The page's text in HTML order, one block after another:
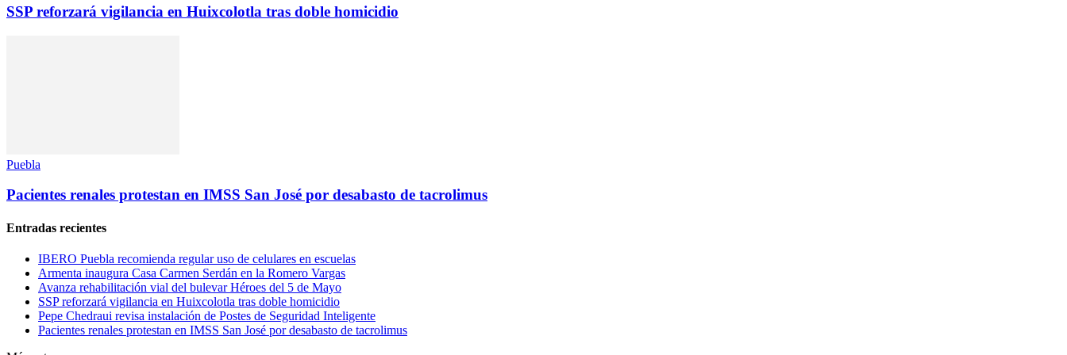
SSP reforzará vigilancia en Huixcolotla tras doble homicidio
Puebla
Pacientes renales protestan en IMSS San José por desabasto de tacrolimus
Entradas recientes
IBERO Puebla recomienda regular uso de celulares en escuelas
Armenta inaugura Casa Carmen Serdán en la Romero Vargas
Avanza rehabilitación vial del bulevar Héroes del 5 de Mayo
SSP reforzará vigilancia en Huixcolotla tras doble homicidio
Pepe Chedraui revisa instalación de Postes de Seguridad Inteligente
Pacientes renales protestan en IMSS San José por desabasto de tacrolimus